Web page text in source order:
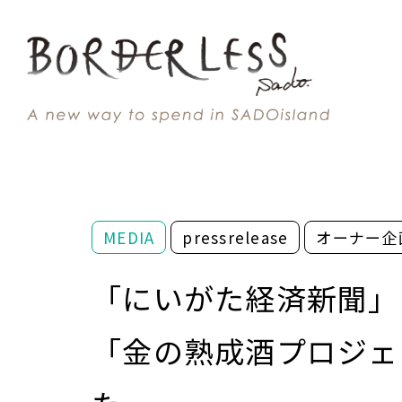
MEDIA pressrelease オーナー
「にいがた経済新聞
「金の熟成酒プロジ